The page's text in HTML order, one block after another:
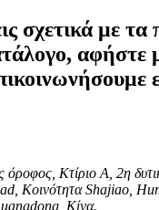
σχετικά με τα
αφήστε
όροφος, Κτίριο Α, 2η
Κοινότητα Shajiao,
Κίνα.